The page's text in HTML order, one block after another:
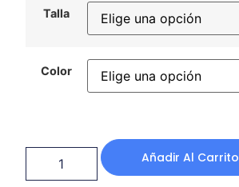
Talla
Color
Añadir Al Carrito